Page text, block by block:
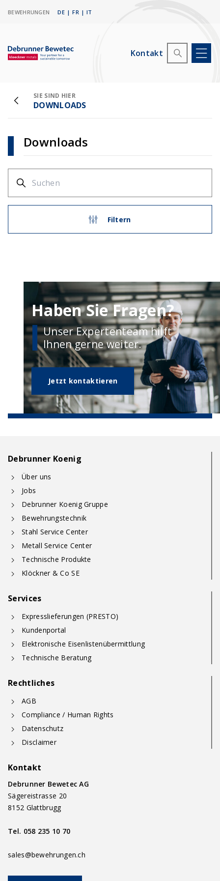
BEWEHRUNGEN IT
|
FR
|
DE
Kontakt
SIE SIND HIER
DOWNLOADS
Downloads
Filtern
Haben Sie Fragen?
Unser Expertenteam hilft
Ihnen gerne weiter.
Jetzt kontaktieren
Debrunner Koenig
Über uns
Jobs
Debrunner Koenig Gruppe
Bewehrungstechnik
Stahl Service Center
Metall Service Center
Technische Produkte
Klöckner & Co SE
Services
Expresslieferungen (PRESTO)
Kundenportal
Elektronische Eisenlistenübermittlung
Technische Beratung
Rechtliches
AGB
Compliance / Human Rights
Datenschutz
Disclaimer
Kontakt
Debrunner Bewetec AG
Sägereistrasse 20
8152 Glattbrugg
Tel. 058 235 10 70
sales@bewehrungen.ch